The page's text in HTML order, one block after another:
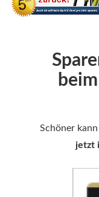
Schöner
jetzt